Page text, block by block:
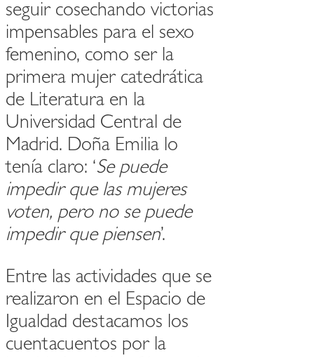
seguir cosechando victorias
impensables para el sexo
femenino, como ser la
primera mujer catedrática
de Literatura en la
Universidad Central de
Madrid. Doña Emilia lo
tenía claro: ‘Se puede
impedir que las mujeres
voten, pero no se puede
impedir que piensen’.
Entre las actividades que se
realizaron en el Espacio de
Igualdad destacamos los
cuentacuentos por la